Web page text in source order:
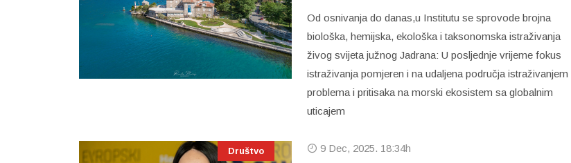
Od osnivanja do danas,u Institutu se sprovode brojna
biološka, hemijska, ekološka i taksonomska istraživanja
živog svijeta južnog Jadrana: U posljednje vrijeme fokus
istraživanja pomjeren i na udaljena područja istraživanjem
problema i pritisaka na morski ekosistem sa globalnim
uticajem
Društvo 9 Dec, 2025. 18:34h